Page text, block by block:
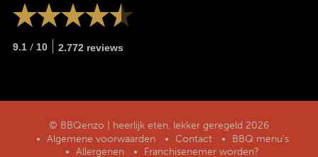
9.1 / 10 2.772 reviews
© BBQenzo | heerlijk eten, lekker geregeld 2026
Algemene voorwaarden
Contact
BBQ menu’s
Allergenen
Franchisenemer worden?